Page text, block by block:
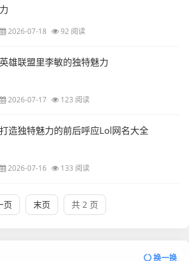
力
2026-07-18 92 阅读
英雄联盟里李敏的独特魅力
2026-07-17 123 阅读
打造独特魅力的前后呼应Lol网名大全
2026-07-16 133 阅读
页 末页 共 2 页
换一换